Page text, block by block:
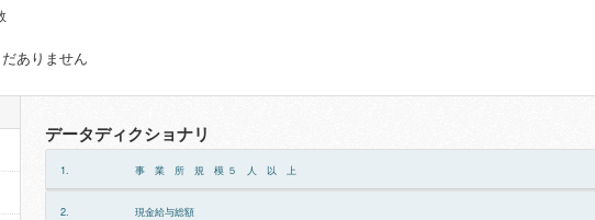
ありません
データディクショナリ
1. 事 業 所 規 模 ５ 人 以 上
2. 現金給与総額